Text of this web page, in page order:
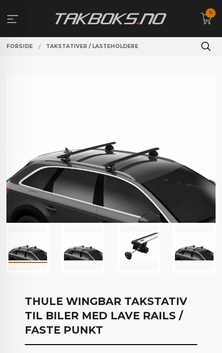
innholdet
0
FORSIDE TAKSTATIVER / LASTEHOLDERE
THULE WINGBAR TAKSTATIV
TIL BILER MED LAVE RAILS /
FASTE PUNKT